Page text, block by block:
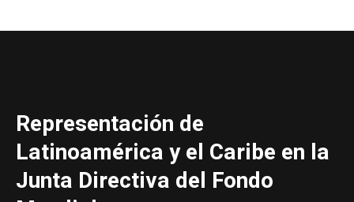
Representación de
Latinoamérica y el Caribe en la
Junta Directiva del Fondo